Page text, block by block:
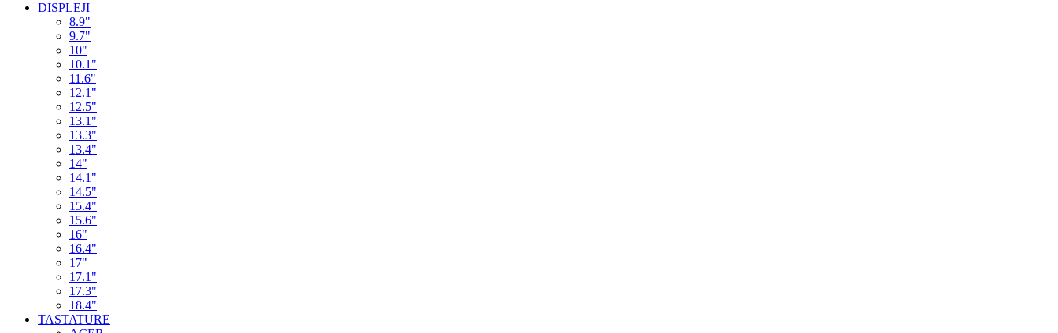
DISPLEJI
8.9"
9.7"
10"
10.1"
11.6"
12.1"
12.5"
13.1"
13.3"
13.4"
14"
14.1"
14.5"
15.4"
15.6"
16"
16.4"
17"
17.1"
17.3"
18.4"
TASTATURE